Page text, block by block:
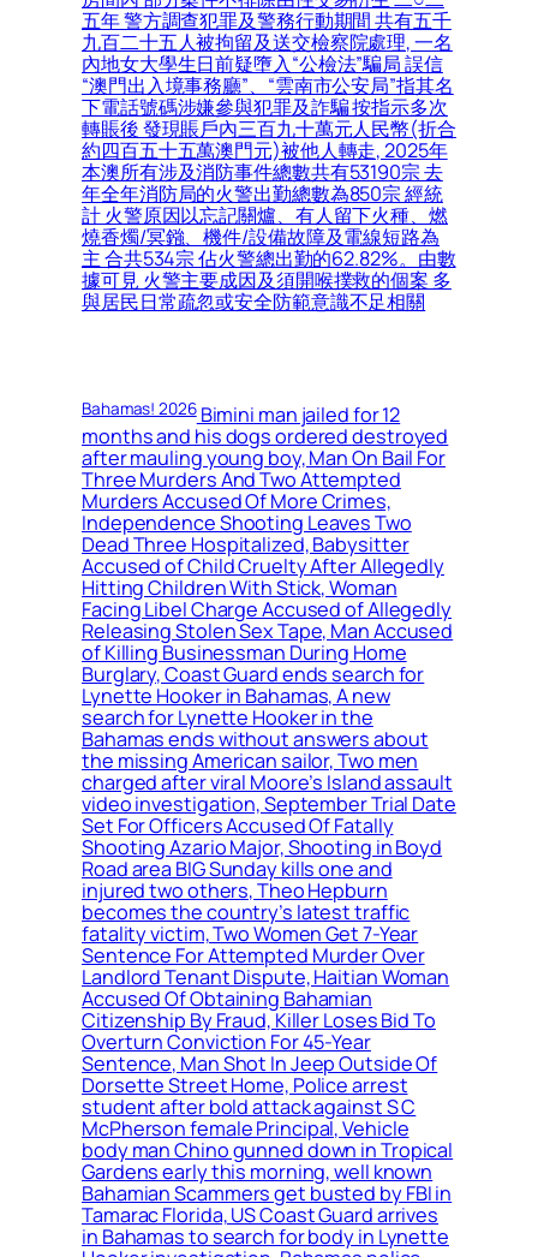
五年 警方調查犯罪及警務行動期間 共有五千
九百二十五人被拘留及送交檢察院處理, 一名
內地女大學生日前疑墮入“公檢法”騙局 誤信
“澳門出入境事務廳”、“雲南市公安局”指其名
下電話號碼涉嫌參與犯罪及詐騙 按指示多次
轉賬後 發現賬戶內三百九十萬元人民幣(折合
約四百五十五萬澳門元)被他人轉走, 2025年
本澳所有涉及消防事件總數共有53190宗 去
年全年消防局的火警出勤總數為850宗 經統
計 火警原因以忘記關爐、有人留下火種、燃
燒香燭/冥鏹、機件/設備故障及電線短路為
主 合共534宗 佔火警總出勤的62.82%。由數
據可見 火警主要成因及須開喉撲救的個案 多
與居民日常疏忽或安全防範意識不足相關
Bahamas! 2026Bimini man jailed for 12
months and his dogs ordered destroyed
after mauling young boy, Man On Bail For
Three Murders And Two Attempted
Murders Accused Of More Crimes,
Independence Shooting Leaves Two
Dead Three Hospitalized, Babysitter
Accused of Child Cruelty After Allegedly
Hitting Children With Stick, Woman
Facing Libel Charge Accused of Allegedly
Releasing Stolen Sex Tape, Man Accused
of Killing Businessman During Home
Burglary, Coast Guard ends search for
Lynette Hooker in Bahamas, A new
search for Lynette Hooker in the
Bahamas ends without answers about
the missing American sailor, Two men
charged after viral Moore’s Island assault
video investigation, September Trial Date
Set For Officers Accused Of Fatally
Shooting Azario Major, Shooting in Boyd
Road area BIG Sunday kills one and
injured two others, Theo Hepburn
becomes the country’s latest traffic
fatality victim, Two Women Get 7-Year
Sentence For Attempted Murder Over
Landlord Tenant Dispute, Haitian Woman
Accused Of Obtaining Bahamian
Citizenship By Fraud, Killer Loses Bid To
Overturn Conviction For 45-Year
Sentence, Man Shot In Jeep Outside Of
Dorsette Street Home, Police arrest
student after bold attack against S C
McPherson female Principal, Vehicle
body man Chino gunned down in Tropical
Gardens early this morning, well known
Bahamian Scammers get busted by FBI in
Tamarac Florida, US Coast Guard arrives
in Bahamas to search for body in Lynette